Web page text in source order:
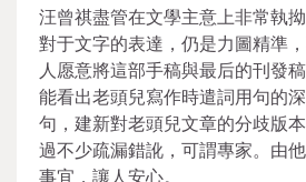
汪曾祺盡管在文學主意上非常執
對于文字的表達，仍是力圖精準
人愿意將這部手稿與最后的刊發
能看出老頭兒寫作時遣詞用句的
句，建新對老頭兒文章的分歧版
過不少疏漏錯訛，可謂專家。由